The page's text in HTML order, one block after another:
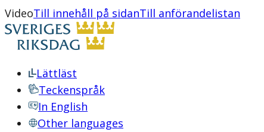
VideoTill innehåll på sidanTill anförandelistan
Lättläst
Teckenspråk
In English
Other languages